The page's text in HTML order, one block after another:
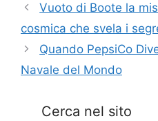
Vuoto di Boote la
cosmica che svela i
Quando PepsiCo
Navale del Mondo
Cerca nel sito